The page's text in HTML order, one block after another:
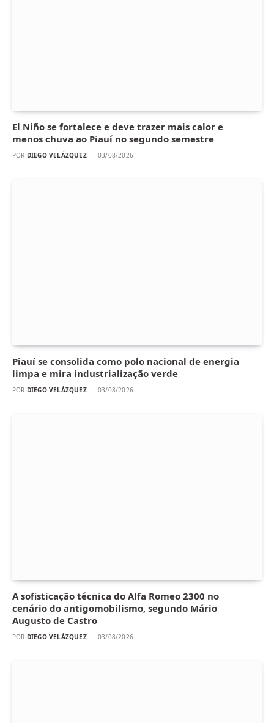
El Niño se fortalece e deve trazer mais calor e
menos chuva ao Piauí no segundo semestre
POR DIEGO VELÁZQUEZ 03/08/2026
Piauí se consolida como polo nacional de energia
limpa e mira industrialização verde
POR DIEGO VELÁZQUEZ 03/08/2026
A sofisticação técnica do Alfa Romeo 2300 no
cenário do antigomobilismo, segundo Mário
Augusto de Castro
POR DIEGO VELÁZQUEZ 03/08/2026